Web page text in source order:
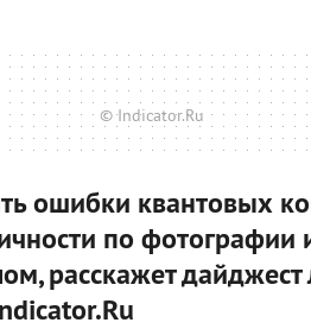
© Indicator.Ru
ошибки квантовых
по фотографии
расскажет